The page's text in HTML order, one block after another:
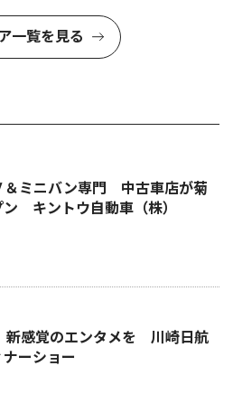
一覧を見る
＆ミニバン専門 中古車店が菊
ン キントウ自動車（株）
感覚のエンタメを 川崎日航
ーショー